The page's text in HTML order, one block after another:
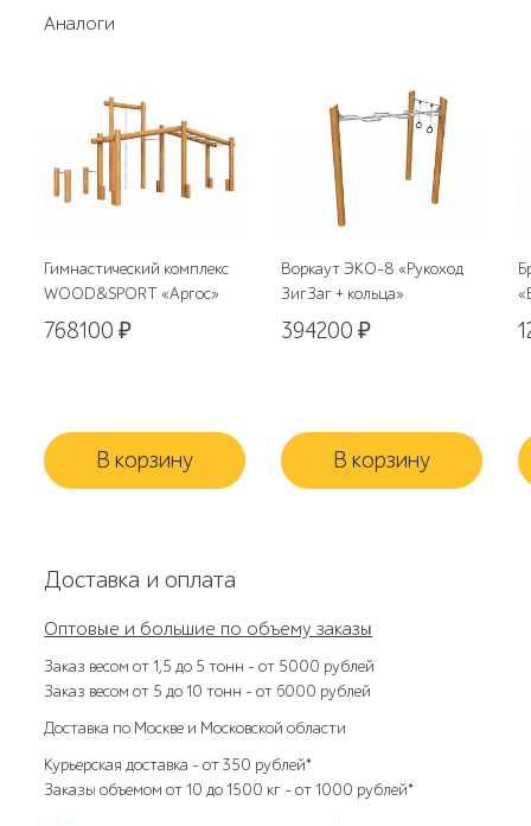
Аналоги
Гимнастический комплекс
WOOD&SPORT «Аргос»
768100₽
В корзину
Воркаут ЭКО-8 «Рукоход
ЗигЗаг + кольца»
394200₽
В корзину
Доставка и оплата
Оптовые и большие по объему заказы
Заказ весом от 1,5 до 5 тонн – от 5000 рублей
Заказ весом от 5 до 10 тонн – от 6000 рублей
Доставка по Москве и Московской области
Курьерская доставка – от 350 рублей*
Заказы объемом от 10 до 1500 кг – от 1000 рублей*